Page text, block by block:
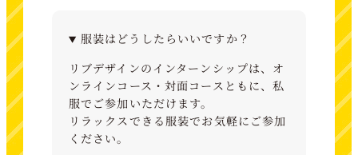
服装はどうしたらいいですか？
リブデザインのインターンシップは、オ
ンラインコース・対面コースともに、私
服でご参加いただけます。
リラックスできる服装でお気軽にご参加
ください。